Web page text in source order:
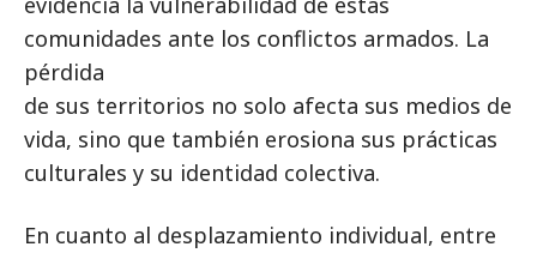
comunidades ante los conflictos armados. La
pérdida
de sus territorios no solo afecta sus medios de
vida, sino que también erosiona sus prácticas
culturales y su identidad colectiva.
En cuanto al desplazamiento individual, entre